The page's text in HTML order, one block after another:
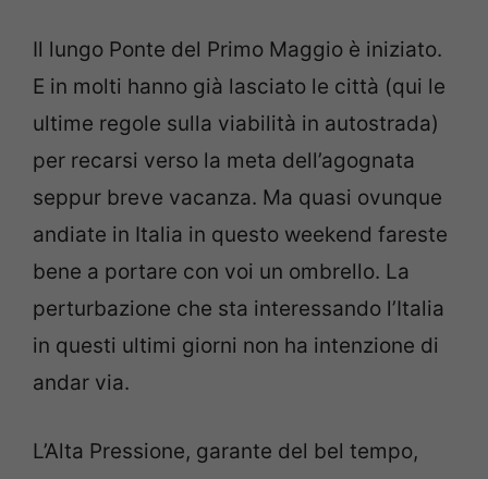
Il lungo Ponte del Primo Maggio è iniziato.
E in molti hanno già lasciato le città (qui le
ultime regole sulla viabilità in autostrada)
per recarsi verso la meta dell’agognata
seppur breve vacanza. Ma quasi ovunque
andiate in Italia in questo weekend fareste
bene a portare con voi un ombrello. La
perturbazione che sta interessando l’Italia
in questi ultimi giorni non ha intenzione di
andar via.
L’Alta Pressione, garante del bel tempo,